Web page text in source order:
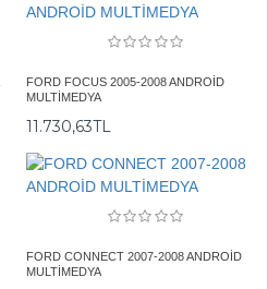
FORD FOCUS 2005-2008 ANDROİD
MULTİMEDYA
11.730,63TL
FORD CONNECT 2007-2008 ANDROİD
MULTİMEDYA